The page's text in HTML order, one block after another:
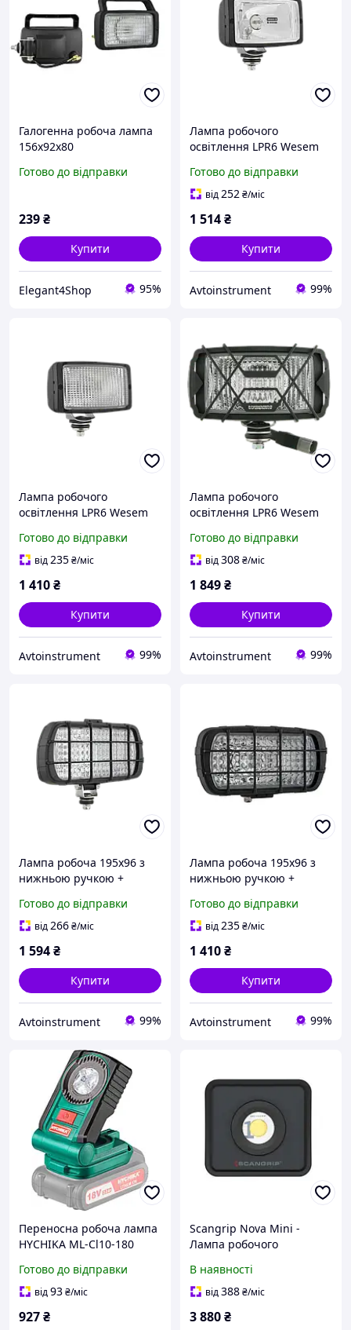
Галогенна робоча лампа
156x92x80
Готово до відправки
239₴
Купити
Elegant4Shop 95%
Лампа робочого
освітлення LPR6 Wesem
Готово до відправки
від252₴/міс
1 514₴
Купити
Avtoinstrument 99%
Лампа робочого
освітлення LPR6 Wesem
Готово до відправки
від235₴/міс
1 410₴
Купити
Avtoinstrument 99%
Лампа робочого
освітлення LPR6 Wesem
Готово до відправки
від308₴/міс
1 849₴
Купити
Avtoinstrument 99%
Лампа робоча 195х96 з
нижньою ручкою +
Wesem LPR1.06123.01
Готово до відправки
від266₴/міс
1 594₴
Купити
Avtoinstrument 99%
Лампа робоча 195х96 з
нижньою ручкою +
LPR1.31723.01
Готово до відправки
від235₴/міс
1 410₴
Купити
Avtoinstrument 99%
Переносна робоча лампа
HYCHIKA ML-Cl10-180
робочий ліхтар для
акумулятора 18 В
Готово до відправки
від93₴/міс
927₴
Scangrip Nova Mini -
Лампа робочого
В наявності
від388₴/міс
3 880₴